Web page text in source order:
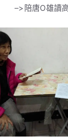
–>陪唐O雄讀